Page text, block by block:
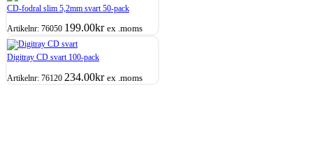
CD-fodral slim 5,2mm svart 50-pack
Artikelnr: 76050 199.00kr ex .moms
Digitray CD svart 100-pack
Artikelnr: 76120 234.00kr ex .moms